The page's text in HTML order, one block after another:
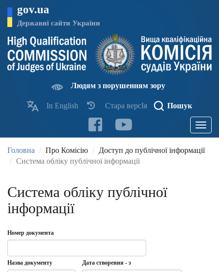
основного
матеріалу
gov.ua
Державні сайти України
Людям з порушенням зору
In English Стара версІя Пошук
Toggle
Головна Про Комісію
Доступ до публічної інформації
Система обліку публічної інформації
Система обліку публічної
інформації
Номер документа
Назва документу Дата створення - з